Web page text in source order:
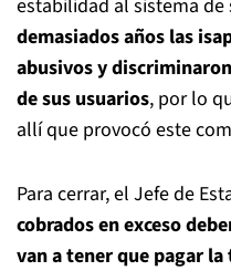
estabilidad al sistema
demasiados años las
abusivos y
de sus usuarios, por lo
allí que provocó este
Para cerrar, el Jefe de
cobrados en exceso
van a tener que pagar